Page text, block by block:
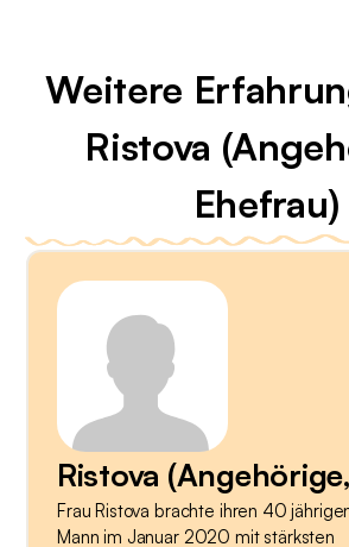
Weitere
Ristova
Ehefrau)
Ristova (Angehörige,
Ehefrau)
Frau Ristova brachte ihren 40
Mann im Januar 2020 mit stärksten